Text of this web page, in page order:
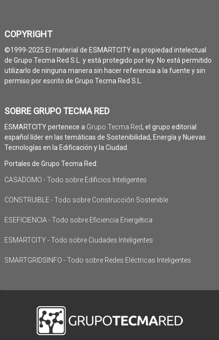
COPYRIGHT
©1999-2025 El material de ESMARTCITY es propiedad intelectual
de Grupo Tecma Red S.L. y está protegido por ley. No está permitido
utilizarlo de ninguna manera sin hacer referencia a la fuente y sin
permiso por escrito de Grupo Tecma Red S.L.
SOBRE GRUPO TECMA RED
ESMARTCITY pertenece a Grupo Tecma Red, el grupo editorial
español líder en las temáticas de Sostenibilidad, Energía y Nuevas
Tecnologías en la Edificación y la Ciudad.
Portales de Grupo Tecma Red:
CASADOMO - Todo sobre Edificios Inteligentes
CONSTRUIBLE - Todo sobre Construcción Sostenible
ESEFICIENCIA - Todo sobre Eficiencia Energética
ESMARTCITY - Todo sobre Ciudades Inteligentes
SMARTGRIDSINFO - Todo sobre Redes Eléctricas Inteligentes